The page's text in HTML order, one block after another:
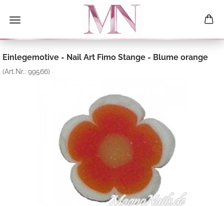
Einlegemotive - Nail Art Fimo Stange - Blume orange
(Art.Nr.: 99566)